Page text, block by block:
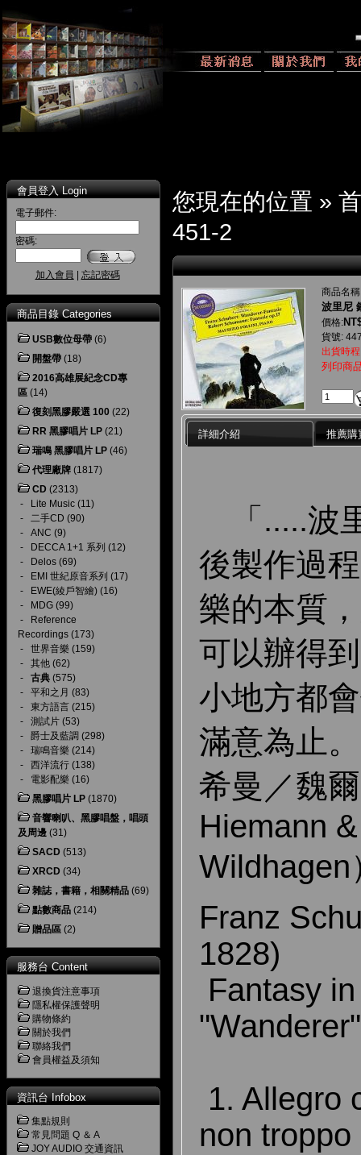
會員登入 Login
電子郵件:
密碼:
加入會員 忘記密碼
商品目錄 Categories
USB數位母帶 (6)
開盤帶 (18)
2016高雄展紀念CD專
區 (14)
復刻黑膠嚴選 100 (22)
RR 黑膠唱片 LP (21)
瑞鳴 黑膠唱片 LP (46)
代理廠牌 (1817)
CD (2313)
-
Lite Music (11)
- 二手CD (90)
- ANC (9)
-
DECCA 1+1 系列 (12)
-
Delos (69)
-
EMI 世紀原音系列 (17)
-
EWE(綾戶智繪) (16)
-
MDG (99)
-
Reference
Recordings (173)
- 世界音樂 (159)
- 其他 (62)
- 古典 (575)
- 平和之月 (83)
- 東方語言 (215)
- 測試片 (53)
- 爵士及藍調 (298)
- 瑞鳴音樂 (214)
- 西洋流行 (138)
- 電影配樂 (16)
黑膠唱片 LP (1870)
音響喇叭、黑膠唱盤，唱頭
及周邊 (31)
SACD (513)
XRCD (34)
雜誌，書籍，相關精品 (69)
點數商品 (214)
贈品區 (2)
服務台 Content
退換貨注意事項
隱私權保護聲明
購物條約
關於我們
聯絡我們
會員權益及須知
資訊台 Infobox
集點規則
常見問題 Q ＆ A
JOY AUDIO 交通資訊
您現在的位置 »
451-2
商品名
波里尼
價格:
貨號:
出貨時
列印商
詳細介紹 推薦購
「.....波
後製作過
樂的本質
可以辦得
小地方都
滿意為止
希曼／魏
Hiemann
Wildhagen
Franz
1828)
Fantasy
1. Allegro
non